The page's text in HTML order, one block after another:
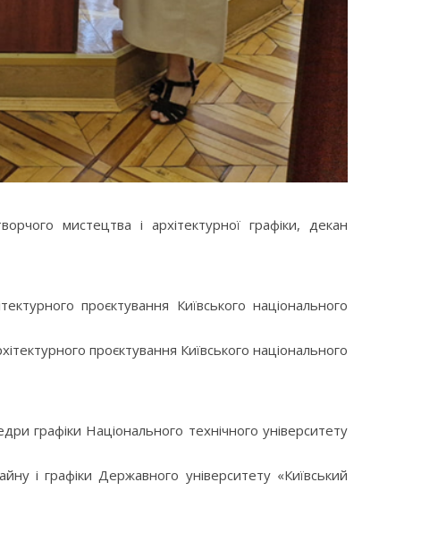
мистецтва і архітектурної графіки, декан
проєктування Київського національного
проєктування Київського національного
графіки Національного технічного університету
і графіки Державного університету «Київський